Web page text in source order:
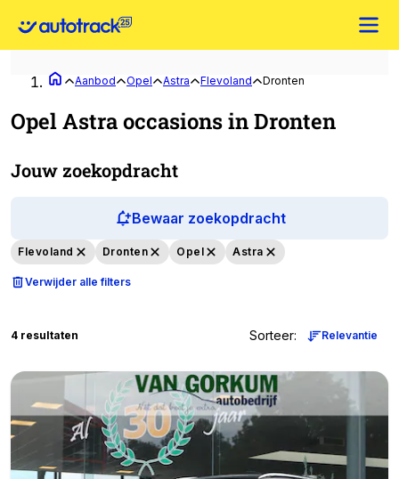
Aanbod Opel Astra Flevoland Dronten
Opel Astra occasions in Dronten
Jouw zoekopdracht
Bewaar zoekopdracht
Flevoland Dronten Opel Astra
Verwijder alle filters
4 resultaten Sorteer: Relevantie